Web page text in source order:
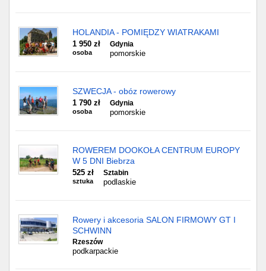
HOLANDIA - POMIĘDZY WIATRAKAMI
1 950 zł
osoba
Gdynia
pomorskie
SZWECJA - obóz rowerowy
1 790 zł
osoba
Gdynia
pomorskie
ROWEREM DOOKOŁA CENTRUM EUROPY
W 5 DNI Biebrza
525 zł
sztuka
Sztabin
podlaskie
Rowery i akcesoria SALON FIRMOWY GT I
SCHWINN
Rzeszów
podkarpackie